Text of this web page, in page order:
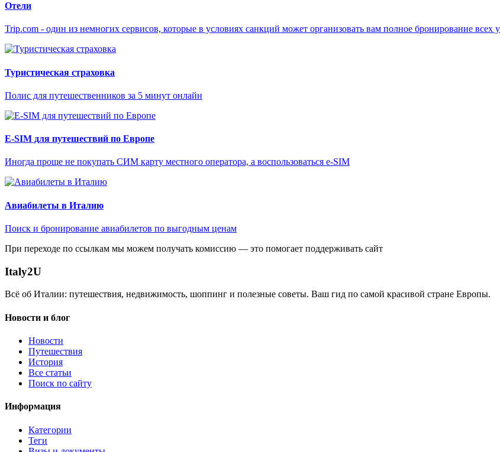
Отели
Trip.com - один из немногих сервисов, которые в условиях санкций может организовать вам полное бронирование всех
Туристическая страховка
Полис для путешественников за 5 минут онлайн
E-SIM для путешествий по Европе
Иногда проще не покупать СИМ карту местного оператора, а воспользоваться e-SIM
Авиабилеты в Италию
Поиск и бронирование авиабилетов по выгодным ценам
При переходе по ссылкам мы можем получать комиссию — это помогает поддерживать сайт
Italy2U
Всё об Италии: путешествия, недвижимость, шоппинг и полезные советы. Ваш гид по самой красивой стране Европы.
Новости и блог
Новости
Путешествия
История
Все статьи
Поиск по сайту
Информация
Категории
Теги